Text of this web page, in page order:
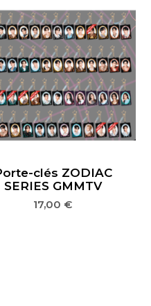
clés ZODIAC
SERIES GMMTV
17,00 €